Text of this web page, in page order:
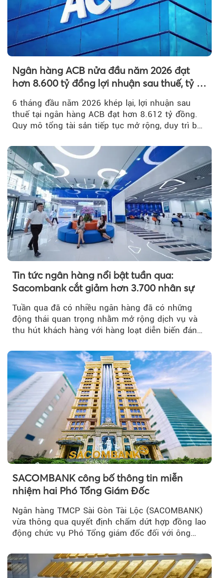
Ngân hàng ACB nửa đầu năm 2026 đạt
hơn 8.600 tỷ đồng lợi nhuận sau thuế, tỷ lệ
nợ xấu thấp nhất ngành
6 tháng đầu năm 2026 khép lại, lợi nhuận sau
thuế tại ngân hàng ACB đạt hơn 8.612 tỷ đồng.
Quy mô tổng tài sản tiếp tục mở rộng, duy trì bộ
Tin tức ngân hàng nổi bật tuần qua:
Sacombank cắt giảm hơn 3.700 nhân sự
Tuần qua đã có nhiều ngân hàng đã có những
động thái quan trọng nhằm mở rộng dịch vụ và
thu hút khách hàng với hàng loạt diễn biến đáng
SACOMBANK công bố thông tin miễn
nhiệm hai Phó Tổng Giám Đốc
Ngân hàng TMCP Sài Gòn Tài Lộc (SACOMBANK)
vừa thông qua quyết định chấm dứt hợp đồng lao
động chức vụ Phó Tổng giám đốc đối với ông